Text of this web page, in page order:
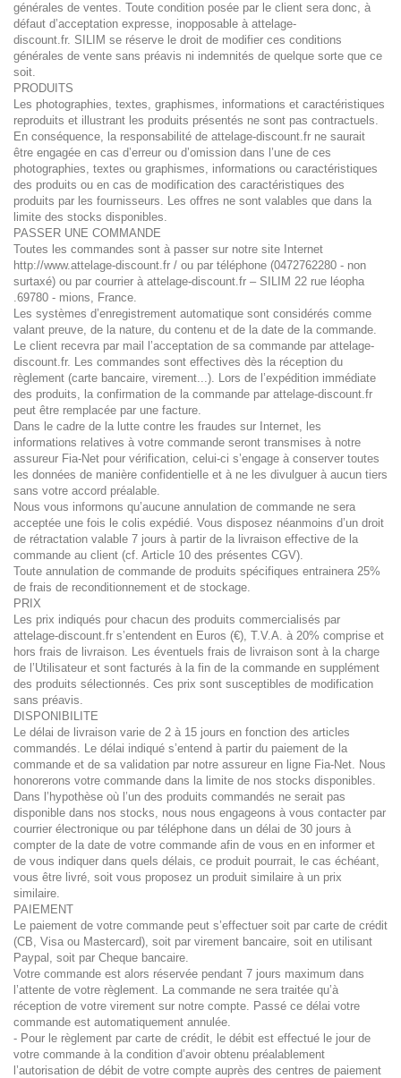
générales de ventes. Toute condition posée par le client sera donc, à
défaut d’acceptation expresse, inopposable à attelage-
discount.fr. SILIM se réserve le droit de modifier ces conditions
générales de vente sans préavis ni indemnités de quelque sorte que ce
soit.
PRODUITS
Les photographies, textes, graphismes, informations et caractéristiques
reproduits et illustrant les produits présentés ne sont pas contractuels.
En conséquence, la responsabilité de attelage-discount.fr ne saurait
être engagée en cas d’erreur ou d’omission dans l’une de ces
photographies, textes ou graphismes, informations ou caractéristiques
des produits ou en cas de modification des caractéristiques des
produits par les fournisseurs. Les offres ne sont valables que dans la
limite des stocks disponibles.
PASSER UNE COMMANDE
Toutes les commandes sont à passer sur notre site Internet
http://www.attelage-discount.fr / ou par téléphone (0472762280 - non
surtaxé) ou par courrier à attelage-discount.fr – SILIM 22 rue léopha
.69780 - mions, France.
Les systèmes d’enregistrement automatique sont considérés comme
valant preuve, de la nature, du contenu et de la date de la commande.
Le client recevra par mail l’acceptation de sa commande par attelage-
discount.fr. Les commandes sont effectives dès la réception du
règlement (carte bancaire, virement...). Lors de l’expédition immédiate
des produits, la confirmation de la commande par attelage-discount.fr
peut être remplacée par une facture.
Dans le cadre de la lutte contre les fraudes sur Internet, les
informations relatives à votre commande seront transmises à notre
assureur Fia-Net pour vérification, celui-ci s’engage à conserver toutes
les données de manière confidentielle et à ne les divulguer à aucun tiers
sans votre accord préalable.
Nous vous informons qu’aucune annulation de commande ne sera
acceptée une fois le colis expédié. Vous disposez néanmoins d’un droit
de rétractation valable 7 jours à partir de la livraison effective de la
commande au client (cf. Article 10 des présentes CGV).
Toute annulation de commande de produits spécifiques entrainera 25%
de frais de reconditionnement et de stockage.
PRIX
Les prix indiqués pour chacun des produits commercialisés par
attelage-discount.fr s’entendent en Euros (€), T.V.A. à 20% comprise et
hors frais de livraison. Les éventuels frais de livraison sont à la charge
de l’Utilisateur et sont facturés à la fin de la commande en supplément
des produits sélectionnés. Ces prix sont susceptibles de modification
sans préavis.
DISPONIBILITE
Le délai de livraison varie de 2 à 15 jours en fonction des articles
commandés. Le délai indiqué s’entend à partir du paiement de la
commande et de sa validation par notre assureur en ligne Fia-Net. Nous
honorerons votre commande dans la limite de nos stocks disponibles.
Dans l’hypothèse où l’un des produits commandés ne serait pas
disponible dans nos stocks, nous nous engageons à vous contacter par
courrier électronique ou par téléphone dans un délai de 30 jours à
compter de la date de votre commande afin de vous en en informer et
de vous indiquer dans quels délais, ce produit pourrait, le cas échéant,
vous être livré, soit vous proposez un produit similaire à un prix
similaire.
PAIEMENT
Le paiement de votre commande peut s’effectuer soit par carte de crédit
(CB, Visa ou Mastercard), soit par virement bancaire, soit en utilisant
Paypal, soit par Cheque bancaire.
Votre commande est alors réservée pendant 7 jours maximum dans
l’attente de votre règlement. La commande ne sera traitée qu’à
réception de votre virement sur notre compte. Passé ce délai votre
commande est automatiquement annulée.
- Pour le règlement par carte de crédit, le débit est effectué le jour de
votre commande à la condition d’avoir obtenu préalablement
l’autorisation de débit de votre compte auprès des centres de paiement